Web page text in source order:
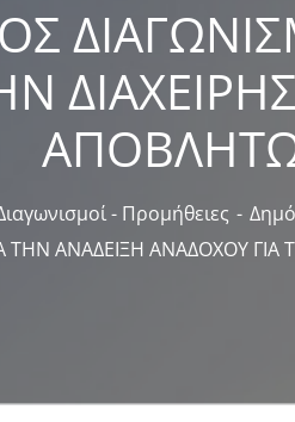
- Προμήθειες
ΤΗΝ ΑΝΑΔΕΙΞΗ ΑΝΑΔΟΧΟΥ